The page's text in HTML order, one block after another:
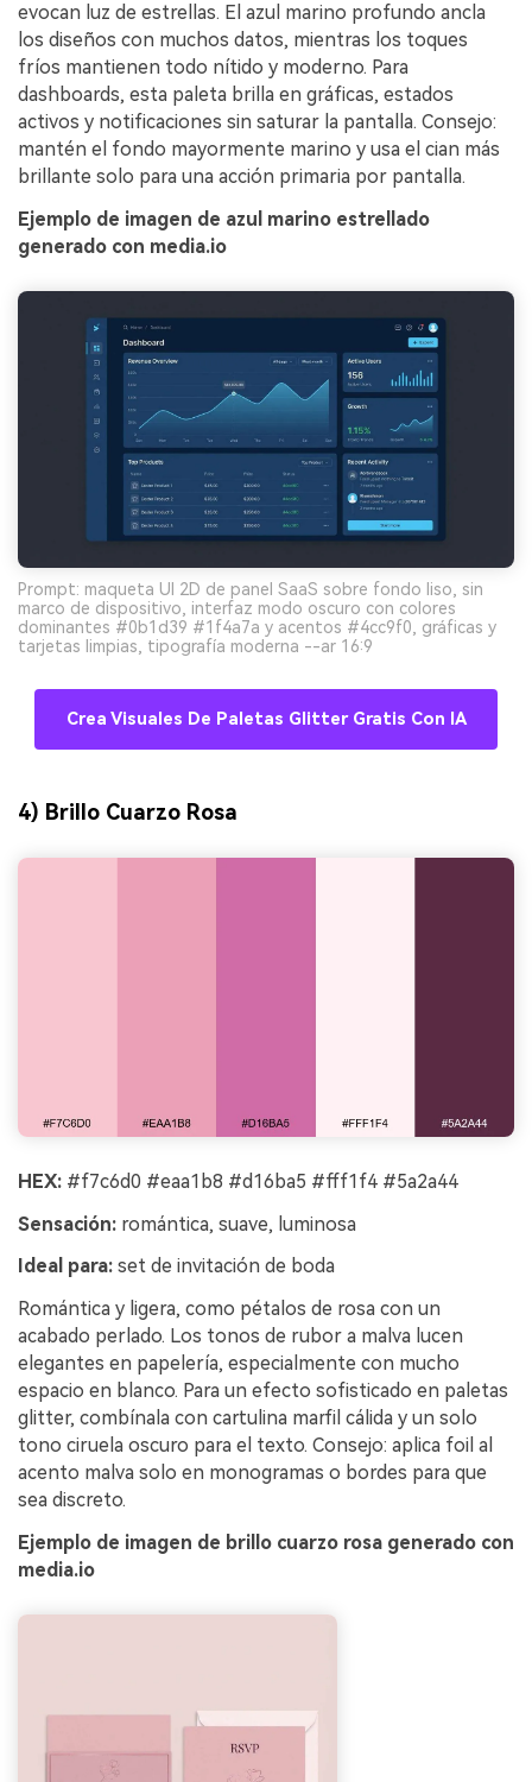
evocan luz de estrellas. El azul marino profundo ancla
los diseños con muchos datos, mientras los toques
fríos mantienen todo nítido y moderno. Para
dashboards, esta paleta brilla en gráficas, estados
activos y notificaciones sin saturar la pantalla. Consejo:
mantén el fondo mayormente marino y usa el cian más
brillante solo para una acción primaria por pantalla.
Ejemplo de imagen de azul marino estrellado
generado con media.io
Prompt: maqueta UI 2D de panel SaaS sobre fondo liso, sin
marco de dispositivo, interfaz modo oscuro con colores
dominantes #0b1d39 #1f4a7a y acentos #4cc9f0, gráficas y
tarjetas limpias, tipografía moderna --ar 16:9
Crea Visuales De Paletas Glitter Gratis Con IA
4) Brillo Cuarzo Rosa
HEX: #f7c6d0 #eaa1b8 #d16ba5 #fff1f4 #5a2a44
Sensación: romántica, suave, luminosa
Ideal para: set de invitación de boda
Romántica y ligera, como pétalos de rosa con un
acabado perlado. Los tonos de rubor a malva lucen
elegantes en papelería, especialmente con mucho
espacio en blanco. Para un efecto sofisticado en paletas
glitter, combínala con cartulina marfil cálida y un solo
tono ciruela oscuro para el texto. Consejo: aplica foil al
acento malva solo en monogramas o bordes para que
sea discreto.
Ejemplo de imagen de brillo cuarzo rosa generado con
media.io